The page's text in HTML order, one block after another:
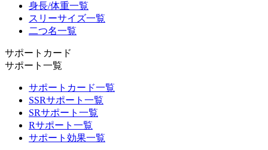
身長/体重一覧
スリーサイズ一覧
二つ名一覧
サポートカード
サポート一覧
サポートカード一覧
SSRサポート一覧
SRサポート一覧
Rサポート一覧
サポート効果一覧